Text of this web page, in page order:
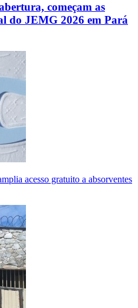
começam as
do JEMG 2026 em Pará
acesso gratuito a absorventes